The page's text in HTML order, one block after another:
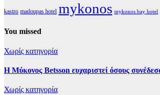
kastro madoupas hotel mykonos mykonos bay hotel
You missed
Χωρίς κατηγορία
Η Μύκονος Betsson ευχαριστεί όσους
Χωρίς κατηγορία